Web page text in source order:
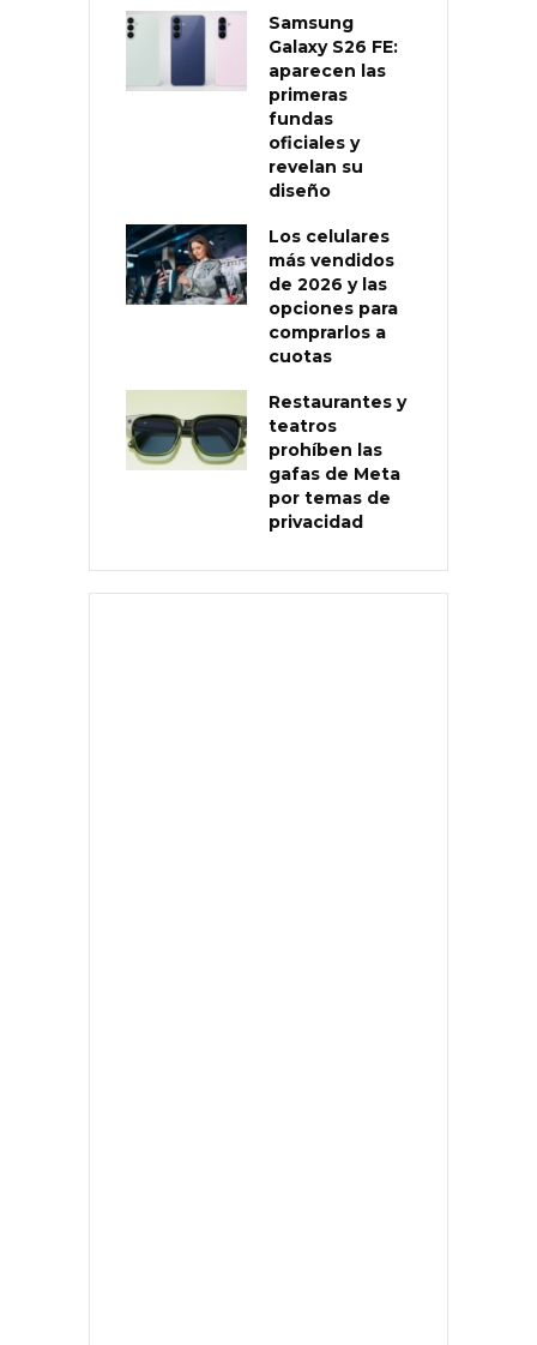
Samsung
Galaxy S26 FE:
aparecen las
primeras
fundas
oficiales y
revelan su
diseño
Los celulares
más vendidos
de 2026 y las
opciones para
comprarlos a
cuotas
Restaurantes y
teatros
prohíben las
gafas de Meta
por temas de
privacidad